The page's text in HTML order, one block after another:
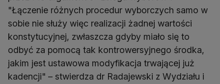
"Łączenie różnych procedur wyborczych samo w
sobie nie służy więc realizacji żadnej wartości
konstytucyjnej, zwłaszcza gdyby miało się to
odbyć za pomocą tak kontrowersyjnego środka,
jakim jest ustawowa modyfikacja trwającej już
kadencji" – stwierdza dr Radajewski z Wydziału i